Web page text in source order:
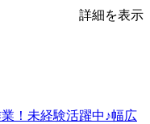
詳細を表示